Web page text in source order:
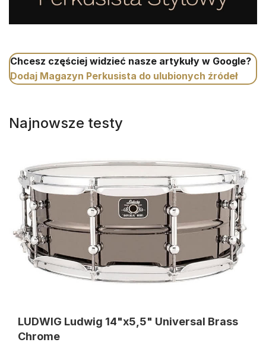
Chcesz częściej widzieć nasze artykuły w Google?
Dodaj Magazyn Perkusista do ulubionych źródeł
Najnowsze testy
LUDWIG Ludwig 14"x5,5" Universal Brass
Chrome